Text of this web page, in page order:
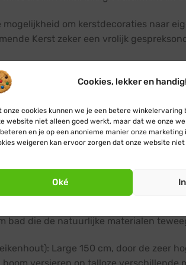
Cookies, lekker en handig!
onze cookies kunnen we je een betere
website niet alleen goed werkt, maar dat we onze
en je op een anonieme manier onze marketing
weigeren kan ervoor zorgen dat onze website
Oké
om kerstdecoraties naar
Kerst zeker een vrolijk
uit de doos haalt. Zodra je
hand gemaakt. De makers hebben
massaproductie in het verre
van Yelka zorgden ervoor dat elk
conventionele kunstkerstboom met
bad die de natuurlijke materialen
Large 150 cm, door de zeer